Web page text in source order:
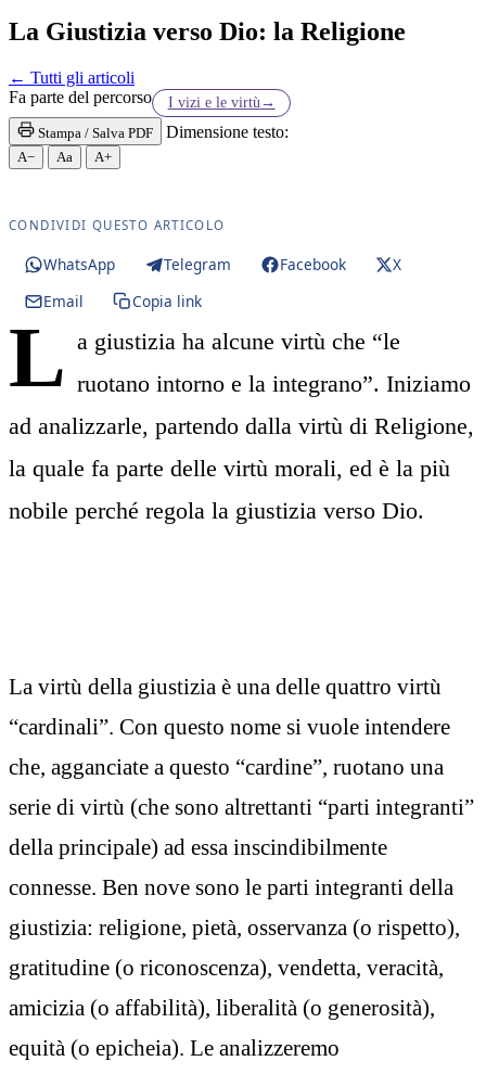
La Giustizia verso Dio: la Religione
← Tutti gli articoli
Fa parte del percorso
I vizi e le virtù →
Stampa / Salva PDF
Dimensione testo:
A− Aa A+
CONDIVIDI QUESTO ARTICOLO
WhatsApp Telegram Facebook
X
Email
Copia link
L a giustizia ha alcune virtù che “le
ruotano intorno e la integrano”. Iniziamo
ad analizzarle, partendo dalla virtù di Religione,
la quale fa parte delle virtù morali, ed è la più
nobile perché regola la giustizia verso Dio.
La virtù della giustizia è una delle quattro virtù
“cardinali”. Con questo nome si vuole intendere
che, agganciate a questo “cardine”, ruotano una
serie di virtù (che sono altrettanti “parti integranti”
della principale) ad essa inscindibilmente
connesse. Ben nove sono le parti integranti della
giustizia: religione, pietà, osservanza (o rispetto),
gratitudine (o riconoscenza), vendetta, veracità,
amicizia (o affabilità), liberalità (o generosità),
equità (o epicheia). Le analizzeremo